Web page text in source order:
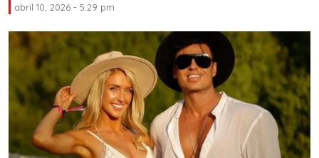
abril 10, 2026 - 5:29 pm